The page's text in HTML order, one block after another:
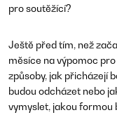
pro soutěžící?
Ještě před tím, než
měsíce na výpomoc
způsoby, jak přicházejí
budou odcházet nebo
vymyslet, jakou formou